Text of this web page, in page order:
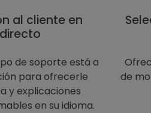
al cliente en
directo
de soporte está a
para ofrecerle
y explicaciones
en su idioma.
de